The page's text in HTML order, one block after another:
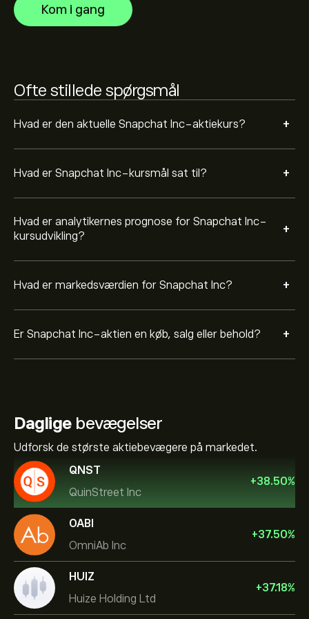
Kom i gang
Ofte stillede spørgsmål
Hvad er den aktuelle Snapchat Inc-aktiekurs? +
Hvad er Snapchat Inc-kursmål sat til? +
Hvad er analytikernes prognose for Snapchat Inc-
kursudvikling?
+
Hvad er markedsværdien for Snapchat Inc? +
Er Snapchat Inc-aktien en køb, salg eller behold? +
Dagligebevægelser
Udforsk de største aktiebevægere på markedet.
QNST
QuinStreet Inc
+38.50%
OABI
OmniAb Inc
+37.50%
HUIZ
Huize Holding Ltd
+37.18%